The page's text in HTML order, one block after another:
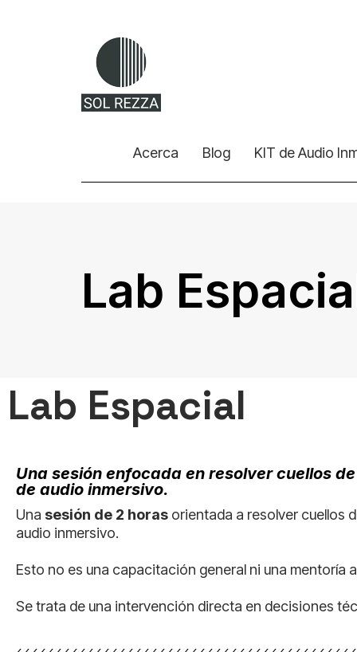
Acerca Blog KIT de Audio
Lab
Lab Espacial
Una sesión enfocada en resolver cuellos
de audio inmersivo.
Una sesión de 2 horas orientada a resolver cuellos
audio inmersivo.
Esto no es una capacitación general ni una mentoría
Se trata de una intervención directa en decisiones